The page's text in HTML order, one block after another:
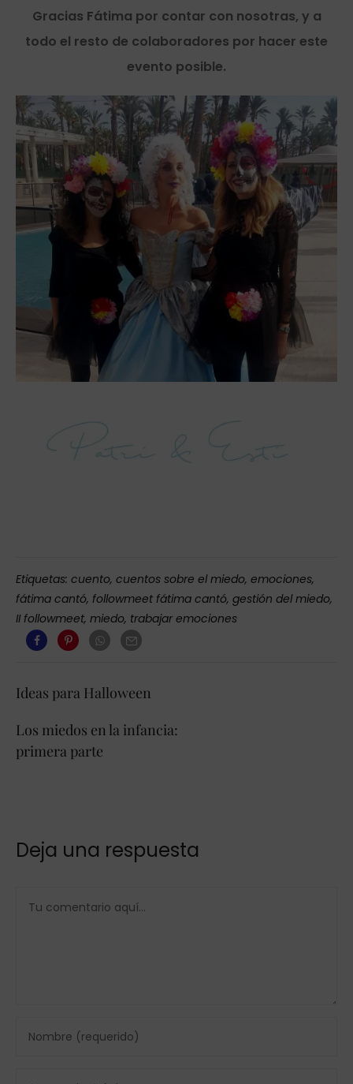
Gracias Fátima por contar con nosotras, y a
todo el resto de colaboradores por hacer este
evento posible.
Etiquetas: cuento, cuentos sobre el miedo, emociones,
fátima cantó, followmeet fátima cantó, gestión del miedo,
II followmeet, miedo, trabajar emociones
Ideas para Halloween
Los miedos en la infancia:
primera parte
Deja una respuesta